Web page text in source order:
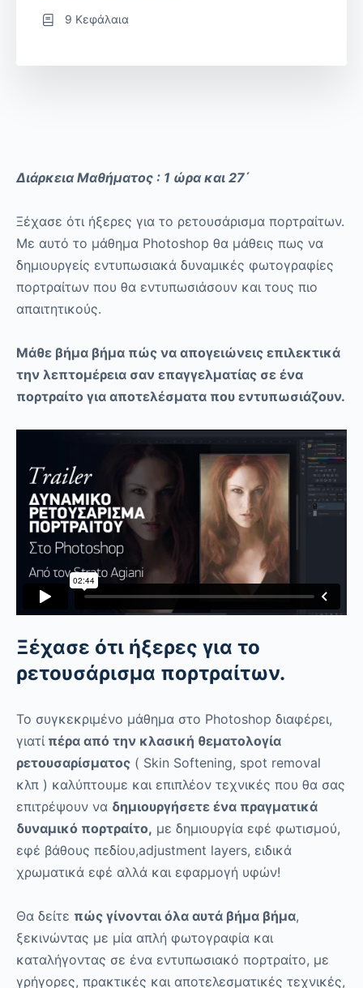
Διάρκεια Μαθήματος : 1 ώρα και 27΄
Ξέχασε ότι ήξερες για το ρετουσάρισμα πορτραίτων.
Με αυτό το μάθημα Photoshop θα μάθεις πως να
δημιουργείς εντυπωσιακά δυναμικές φωτογραφίες
πορτραίτων που θα εντυπωσιάσουν και τους πιο
απαιτητικούς.
Μάθε βήμα βήμα πώς να απογειώνεις επιλεκτικά
την λεπτομέρεια σαν επαγγελματίας σε ένα
πορτραίτο για αποτελέσματα που εντυπωσιάζουν.
Ξέχασε ότι ήξερες για το
ρετουσάρισμα πορτραίτων.
Το συγκεκριμένο μάθημα στο Photoshop διαφέρει,
γιατίπέρα από την κλασική θεματολογία
ρετουσαρίσματος ( Skin Softening, spot removal
κλπ ) καλύπτουμε και επιπλέον τεχνικές που θα σας
επιτρέψουν να δημιουργήσετε ένα πραγματικά
δυναμικό πορτραίτο, με δημιουργία εφέ φωτισμού,
εφέ βάθους πεδίου,adjustment layers, ειδικά
χρωματικά εφέ αλλά και εφαρμογή υφών!
Θα δείτε πώς γίνονται όλα αυτά βήμα βήμα,
ξεκινώντας με μία απλή φωτογραφία και
καταλήγοντας σε ένα εντυπωσιακό πορτραίτο, με
γρήγορες, πρακτικές και αποτελεσματικές τεχνικές,
9 Κεφάλαια